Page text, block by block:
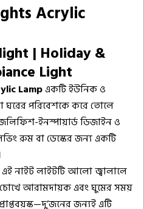
Acrylic
| Holiday &
Light
Lampএকটি ইউনিক ও
ঘরের পরিবেশকে করে তোলে
ইনস্পায়ার্ড ডিজাইন ও
রুম বা ডেস্কের জন্য একটি
এই নাইট লাইটটি আলো জ্বালালে
চোখে আরামদায়ক এবং ঘুমের সময়
জন্যই এটি